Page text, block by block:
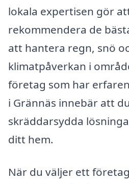
lokala expertisen gör
rekommendera de
att hantera regn, snö
klimatpåverkan i
företag som har
i Grännäs innebär att
skräddarsydda
ditt hem.
När du väljer ett